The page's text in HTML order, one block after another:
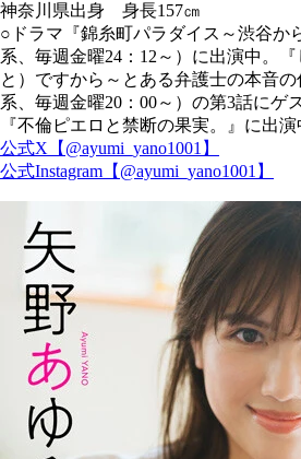
神奈川県出身 身長157㎝
○ドラマ『錦糸町パラダイス～渋谷か
系、毎週金曜24：12～）に出演中。
と）ですから～とある弁護士の本音
系、毎週金曜20：00～）の第3話にゲ
『不倫ピエロと禁断の果実。』に出演
公式X【@ayumi_yano1001】
公式Instagram【@ayumi_yano1001】